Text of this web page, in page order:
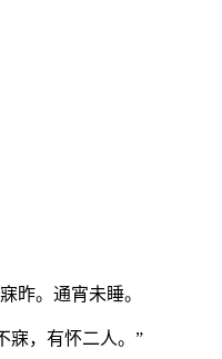
昨。通宵未睡。
寐，有怀二人。”